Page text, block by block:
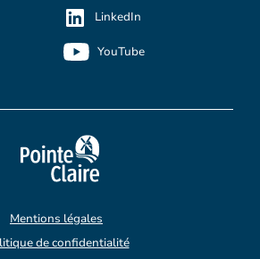
LinkedIn
YouTube
Mentions légales
de confidentialité